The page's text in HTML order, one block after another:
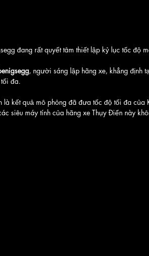
đang rất quyết tâm thiết lập kỷ lục tốc độ
, người sáng lập hãng xe, khẳng định
đa.
là kết quả mô phỏng đã đưa tốc độ tối đa của
siêu máy tính của hãng xe Thụy Điển này